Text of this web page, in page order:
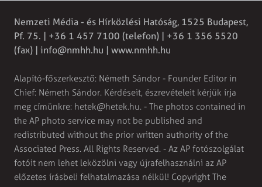
Nemzeti Média - és Hírközlési Hatóság, 1525 Budapest,
Pf. 75. | +36 1 457 7100 (telefon) | +36 1 356 5520
(fax) | info@nmhh.hu | www.nmhh.hu
Alapító-főszerkesztő: Németh Sándor - Founder Editor in
Chief: Németh Sándor. Kérdéseit, észrevételeit kérjük írja
meg címünkre: hetek@hetek.hu. - The photos contained in
the AP photo service may not be published and
redistributed without the prior written authority of the
Associated Press. All Rights Reserved. - Az AP fotószolgálat
fotóit nem lehet leközölni vagy újrafelhasználni az AP
előzetes írásbeli felhatalmazása nélkül! Copyright The